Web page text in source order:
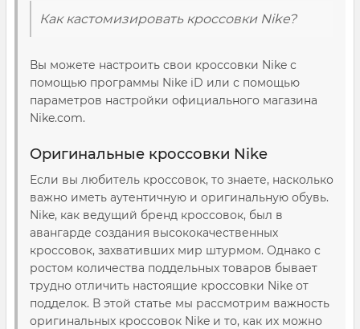
Как кастомизировать кроссовки Nike?
Вы можете настроить свои кроссовки Nike с
помощью программы Nike iD или с помощью
параметров настройки официального магазина
Nike.com.
Оригинальные кроссовки Nike
Если вы любитель кроссовок, то знаете, насколько
важно иметь аутентичную и оригинальную обувь.
Nike, как ведущий бренд кроссовок, был в
авангарде создания высококачественных
кроссовок, захвативших мир штурмом. Однако с
ростом количества поддельных товаров бывает
трудно отличить настоящие кроссовки Nike от
подделок. В этой статье мы рассмотрим важность
оригинальных кроссовок Nike и то, как их можно